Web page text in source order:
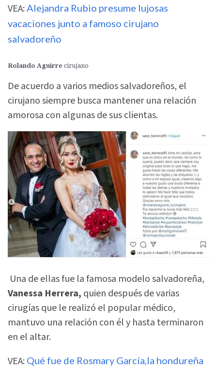
VEA: Alejandra Rubio presume lujosas
vacaciones junto a famoso cirujano
salvadoreño
Rolando Aguirre cirujano
De acuerdo a varios medios salvadoreños, el
cirujano siempre busca mantener una relación
amorosa con algunas de sus clientas.
Una de ellas fue la famosa modelo salvadoreña,
Vanessa Herrera, quien después de varias
cirugías que le realizó el popular médico,
mantuvo una relación con él y hasta terminaron
en el altar.
VEA: Qué fue de Rosmary García,la hondureña